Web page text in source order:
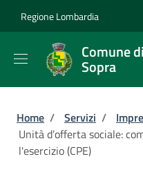
Regione Lombardia
Comune
Sopra
Briciole di
Home / Servizi /
Unità d’offerta sociale:
l'esercizio (CPE)